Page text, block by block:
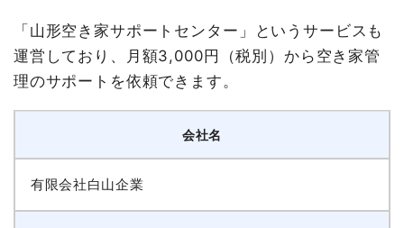
「山形空き家サポートセンター」というサービスも
運営しており、月額3,000円（税別）から空き家管
理のサポートを依頼できます。
会社名
有限会社白山企業